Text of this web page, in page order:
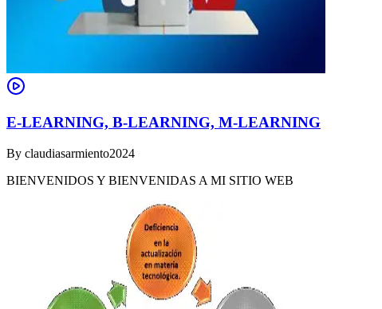
E-LEARNING, B-LEARNING, M-LEARNING
By claudiasarmiento2024
BIENVENIDOS Y BIENVENIDAS A MI SITIO WEB